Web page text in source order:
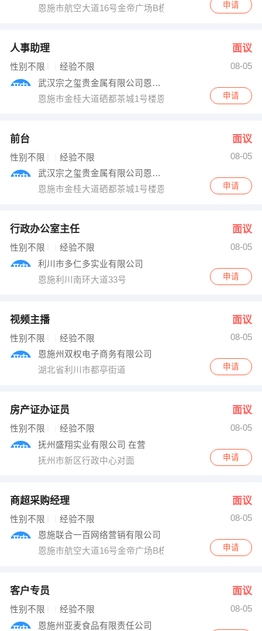
恩施市航空大道16号金帝广场B栋1606室
申请
人事助理 面议
性别不限 经验不限
08-05
武汉宗之玺贵金属有限公司恩施分公司
恩施市金桂大道硒都茶城1号楼恩旅大厦8楼805室申请
前台 面议
性别不限 经验不限
08-05
武汉宗之玺贵金属有限公司恩施分公司
恩施市金桂大道硒都茶城1号楼恩旅大厦8楼805室申请
行政办公室主任 面议
性别不限 经验不限
08-05
利川市多仁多实业有限公司
恩施利川南环大道33号
申请
视频主播 面议
性别不限 经验不限
08-05
恩施州双权电子商务有限公司
湖北省利川市都亭街道
申请
房产证办证员 面议
性别不限 经验不限
08-05
抚州盛翔实业有限公司 在营
抚州市新区行政中心对面
申请
商超采购经理 面议
性别不限 经验不限
08-05
恩施联合一百网络营销有限公司
恩施市航空大道16号金帝广场B栋1606室
申请
客户专员 面议
性别不限 经验不限
08-05
恩施州亚麦食品有限责任公司